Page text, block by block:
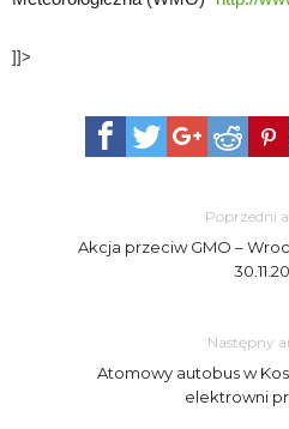
]]>
Poprzedni
Akcj​a przeciw GMO –
Następny
Atomowy autobus w
elektrowni